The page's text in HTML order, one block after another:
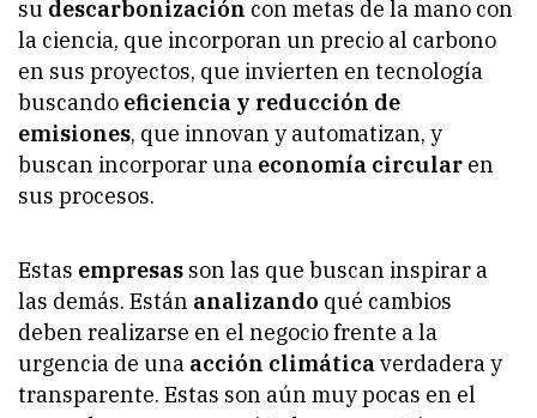
su descarbonización con metas de la mano con
la ciencia, que incorporan un precio al carbono
en sus proyectos, que invierten en tecnología
buscando eficiencia y reducción de
emisiones, que innovan y automatizan, y
buscan incorporar una economía circular en
sus procesos.
Estas empresas son las que buscan inspirar a
las demás. Están analizando qué cambios
deben realizarse en el negocio frente a la
urgencia de una acción climáticaverdadera y
transparente. Estas son aún muy pocas en el